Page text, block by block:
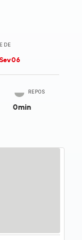
DE
Sev06
REPOS
0min